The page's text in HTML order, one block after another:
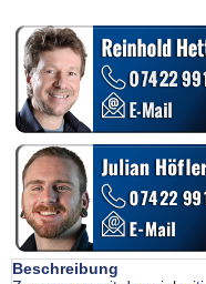
Beschreibung